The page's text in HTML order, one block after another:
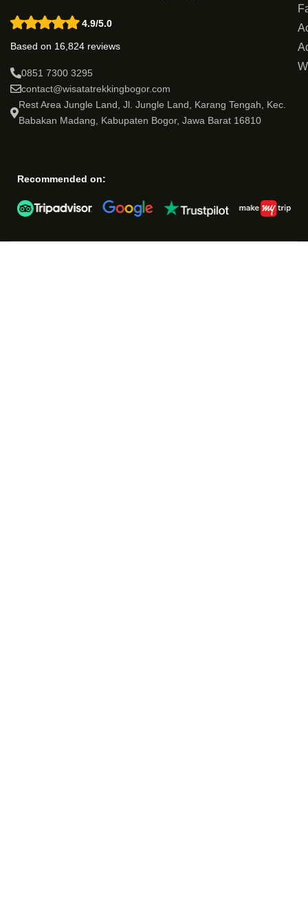
4.9/5.0
Based on 16,824 reviews
0851 7300 3295
contact@wisatatrekkingbogor.com
Rest Area Jungle Land, Jl. Jungle Land, Karang Tengah, Kec.
Babakan Madang, Kabupaten Bogor, Jawa Barat 16810
Recommended on: